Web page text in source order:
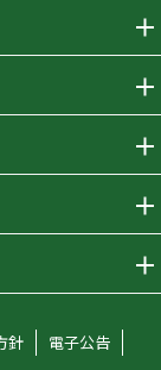
針
電子公告